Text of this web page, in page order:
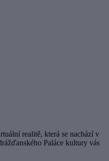
realitě, která se nachází v
Paláce kultury vás